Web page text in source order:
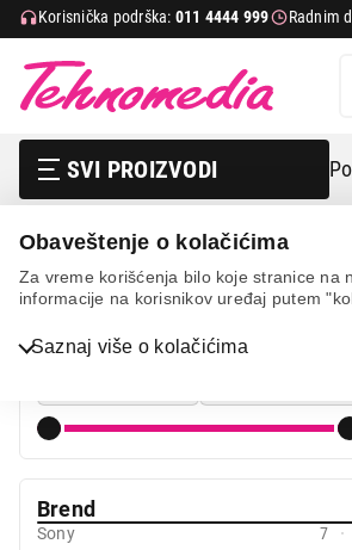
Obaveštenje o kolačićima
Za vreme korišćenja bilo koje stranice na
informacije na korisnikov uređaj putem
Saznaj više o kolačićima
Korisnička podrška: 011 4444 999 Radnim
SVI PROIZVODI
Bela tehnika
IT & Gaming
Mali kućni aparati
It & gaming Konzole
Cena od Cena do
Brend
Sony 7